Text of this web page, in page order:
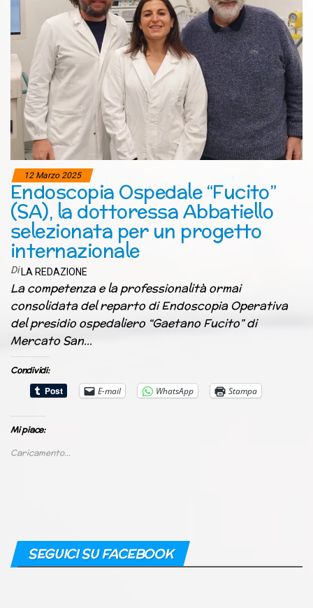
12 Marzo 2025
Endoscopia Ospedale “Fucito”
(SA), la dottoressa Abbatiello
selezionata per un progetto
internazionale
Di LA REDAZIONE
La competenza e la professionalità ormai
consolidata del reparto di Endoscopia Operativa
del presidio ospedaliero “Gaetano Fucito” di
Mercato San…
Condividi:
E-mail
WhatsApp Stampa
Mi piace:
Caricamento...
SEGUICI SU FACEBOOK